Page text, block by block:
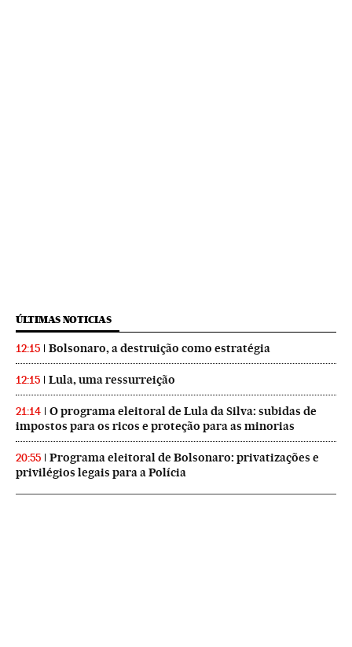
ÚLTIMAS NOTICIAS
12:15 Bolsonaro, a destruição como estratégia
12:15 Lula, uma ressurreição
21:14
O programa eleitoral de Lula da Silva: subidas de
impostos para os ricos e proteção para as minorias
20:55
Programa eleitoral de Bolsonaro: privatizações e
privilégios legais para a Polícia